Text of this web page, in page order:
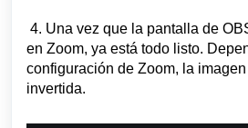
4. Una vez que la pantalla de
en Zoom, ya está todo listo.
configuración de Zoom, la
invertida.